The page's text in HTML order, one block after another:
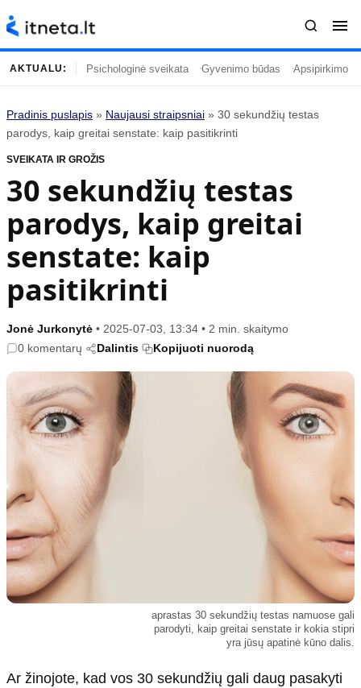
Turinys
Naujausi straipsniai
Gyvenimas
Mada
Mokslas
Namai ir interjeras
Temos
Kulinarija
Technologijos
Gyvenimo būdas
Vasaros mada
Populiaru
Sodas ir daržas
Sveikata ir grožis
Karjera
Psichologinė sveikata
Tvari mada
Informacija
Klaidų taisymo politika
Naudojimo sąlygos
Privatumo politika
Reklamos politika
Slapukų politika
Redakcija
Apie mus
Autoriai
Dirbtinis intelektas
AKTUALU: Psichologinė sveikata Gyvenimo būdas Apsipirkimo
Pradinis puslapis » Naujausi straipsniai » 30 sekundžių testas
parodys, kaip greitai senstate: kaip pasitikrinti
SVEIKATA IR GROŽIS
30 sekundžių testas
parodys, kaip greitai
senstate: kaip
pasitikrinti
Jonė Jurkonytė • 2025-07-03, 13:34 • 2 min. skaitymo
0 komentarų
Dalintis Kopijuoti nuorodą
aprastas 30 sekundžių testas namuose gali
parodyti, kaip greitai senstate ir kokia stipri
yra jūsų apatinė kūno dalis.
Ar žinojote, kad vos 30 sekundžių gali daug pasakyti